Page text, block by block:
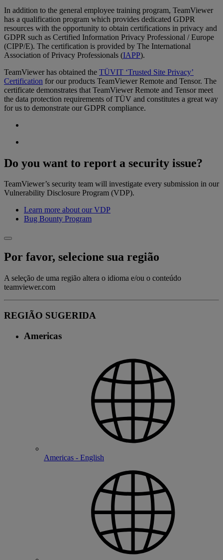
In addition to the general employee training program, TeamViewer
has a qualification program which provides dedicated GDPR
resources with the opportunity to obtain certifications in privacy and
GDPR such as Certified Information Privacy Professional / Europe
(CIPP/E). The certification is provided by The International
Association of Privacy Professionals (IAPP).
TeamViewer has obtained the TÜVIT ‘Trusted Site Privacy’
Certification for our products TeamViewer Remote and Tensor. The
certificate demonstrates that TeamViewer Remote and Tensor meet
the data protection requirements of TÜV and constitutes a great way
for us to demonstrate our GDPR compliance.
Do you want to report a security issue?
TeamViewer’s security team will investigate every submission in our
Vulnerability Disclosure Program (VDP).
Learn more about our VDP
Bug Bounty Program
Por favor, selecione sua região
A seleção de uma região altera o idioma e/ou o conteúdo
teamviewer.com
REGIÃO SUGERIDA
Americas
Americas - English